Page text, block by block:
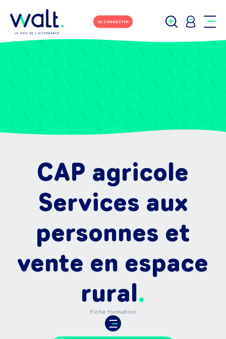
SE CONNECTER
CAP agricole
Services aux
personnes et
vente en espace
rural
Fiche formation